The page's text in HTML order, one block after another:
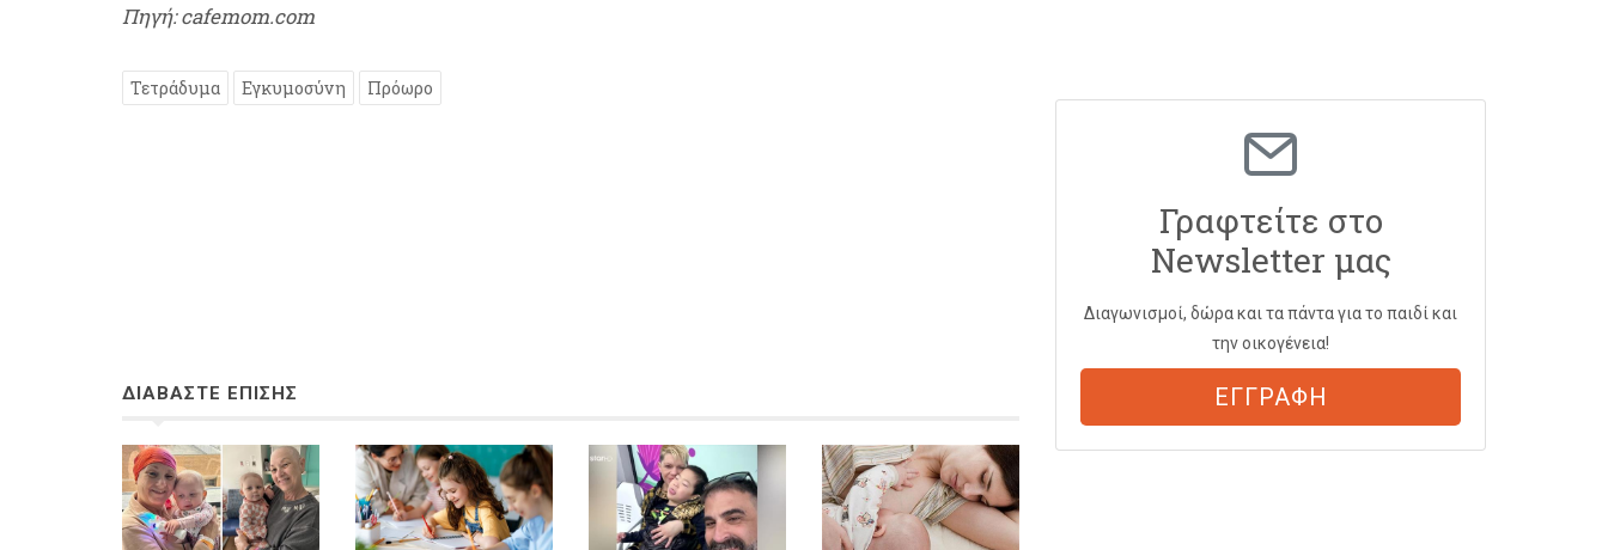
Πηγή: cafemom.com
Τετράδυμα Εγκυμοσύνη Πρόωρο
ΔΙΑΒΑΣΤΕ ΕΠΙΣΗΣ
Γραφτείτε στο
Newsletter μας
Διαγωνισμοί, δώρα και τα πάντα για το παιδί και
την οικογένεια!
ΕΓΓΡΑΦΗ